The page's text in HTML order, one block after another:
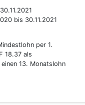
bis 30.11.2021
per 1.
18.37 als
13. Monatslohn